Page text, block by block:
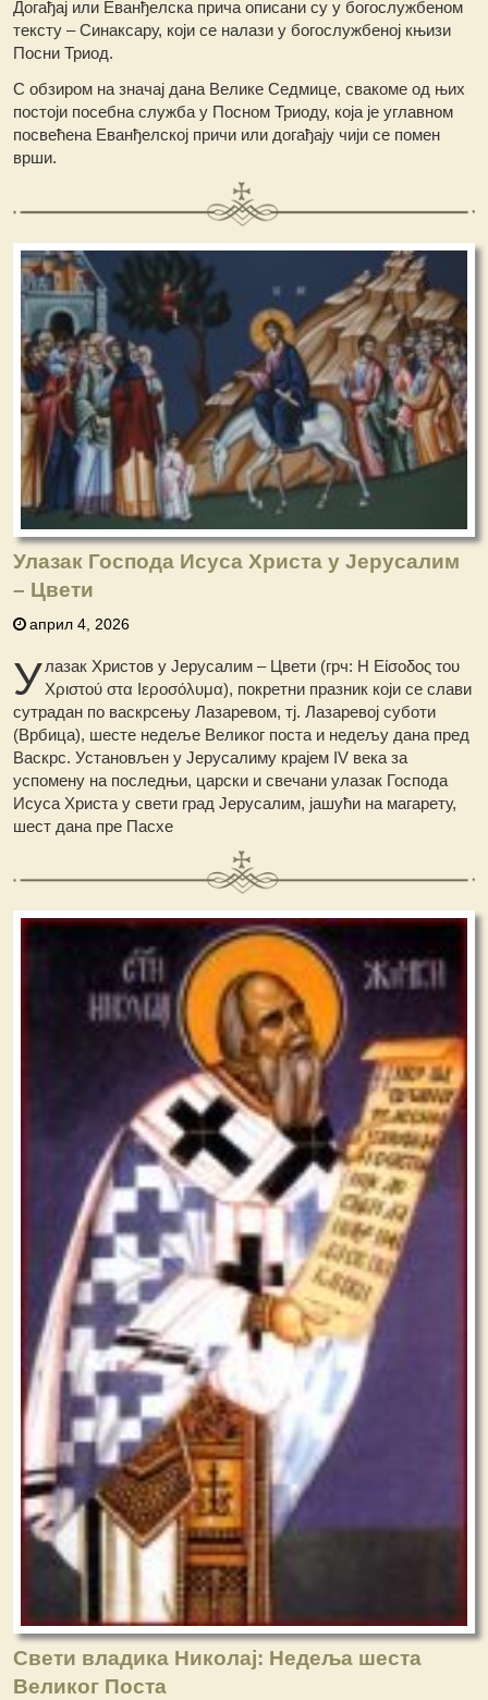
Догађај или Еванђелска прича описани су у богослужбеном
тексту – Синаксару, који се налази у богослужбеној књизи
Посни Триод.
С обзиром на значај дана Велике Седмице, свакоме од њих
постоји посебна служба у Посном Триоду, која је углавном
посвећена Еванђелској причи или догађају чији се помен
врши.
Улазак Господа Исуса Христа у Јерусалим
– Цвети
април 4, 2026
Улазак Христов у Јерусалим – Цвети (грч: Η Είσοδος του
Χριστού στα Ιεροσόλυμα), покретни празник који се слави
сутрадан по васкрсењу Лазаревом, тј. Лазаревој суботи
(Врбица), шесте недеље Великог поста и недељу дана пред
Васкрс. Установљен у Јерусалиму крајем IV века за
успомену на последњи, царски и свечани улазак Господа
Исуса Христа у свети град Јерусалим, јашући на магарету,
шест дана пре Пасхе
Свети владика Николај: Недеља шеста
Великог Поста